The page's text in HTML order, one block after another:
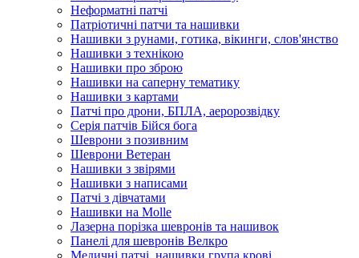
Неформатні патчі
Патріотичні патчи та нашивки
Нашивки з рунами, готика, вікинги, слов'янство
Нашивки з технікою
Нашивки про зброю
Нашивки на саперну тематику
Нашивки з картами
Патчі про дрони, БПЛА, аеророзвідку
Серія патчів Бійся бога
Шеврони з позивним
Шеврони Ветеран
Нашивки з звірями
Нашивки з написами
Патчі з дівчатами
Нашивки на Molle
Лазерна порізка шевронів та нашивок
Панелі для шевронів Велкро
Медичні патчі, нашивки група крові